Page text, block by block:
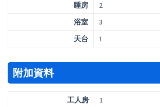
睡房
2
浴室
3
天台
1
附加資料
工人房 1